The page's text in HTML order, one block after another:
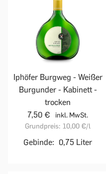
Iphöfer Burgweg - Weißer
Burgunder - Kabinett -
trocken
7,50 €
inkl. MwSt.
Grundpreis: 10,00 €/l
Gebinde: 0,75 Liter